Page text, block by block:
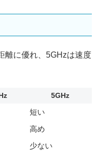
離に優れ、5GHzは速度
5GHz
短い
高め
少ない